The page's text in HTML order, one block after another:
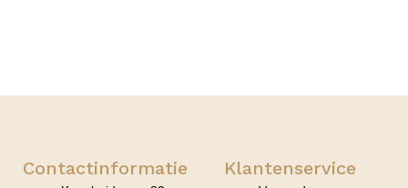
Contactinformatie Klantenservice